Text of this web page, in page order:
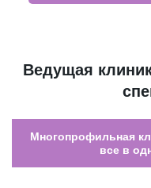
Ведущая
Многопрофильная
все в